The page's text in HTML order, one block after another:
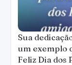
Sua
um exemplo
Feliz Dia dos